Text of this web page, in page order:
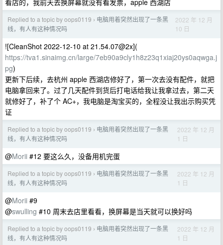
看店的，我前天去换屏幕就没有看发票，apple 西湖店
Replied to a topic by oops0119 › 电脑用着突然出现了一条黑
线，有人有这种情况吗
2022 年 12 月
10 日
![CleanShot 2022-12-10 at 21.54.07@2x](
https://tva1.sinaimg.cn/large/7eb90a9cly1h8z23q1xiaj20ys0aqwga.j
pg)
更新下后续，去杭州 apple 西湖店修好了，第一次去没有配件，就把
电脑拿回来了。过了几天配件到货后打电话给我让我拿过去，第二天
就修好了，补了个 AC+，我电脑是淘宝买的，全程没让我出示购买凭
证
Replied to a topic by oops0119 › 电脑用着突然出现了一条黑
线，有人有这种情况吗
2022 年 12 月
1 日
@Morii #12 要这么久，没备用机完蛋
Replied to a topic by oops0119 › 电脑用着突然出现了一条黑
线，有人有这种情况吗
2022 年 12 月
1 日
@Morii #9
@swulling #10 周末去店里看看，换屏幕是当天就可以换好吗
Replied to a topic by oops0119 › 电脑用着突然出现了一条黑
线，有人有这种情况吗
2022 年 12 月
1 日